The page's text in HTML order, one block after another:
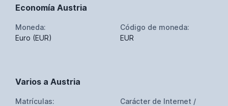
Economía Austria
Moneda:
Euro (EUR)
Código de moneda:
EUR
Varios a Austria
Matrículas:
Carácter de Internet /